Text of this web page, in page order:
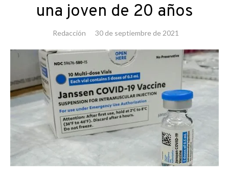
una joven de 20 años
Redacción 30 de septiembre de 2021